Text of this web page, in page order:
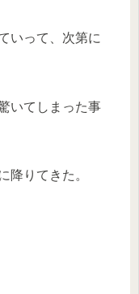
いって、次第に
いてしまった事
降りてきた。